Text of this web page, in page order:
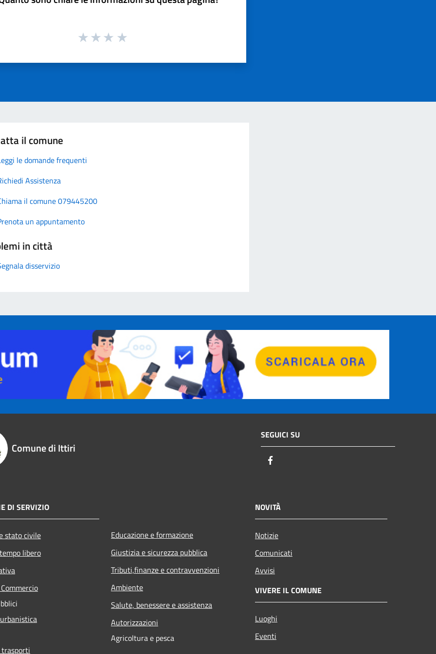
il comune
le domande frequenti
Assistenza
il comune 079445200
un appuntamento
in città
disservizio
Comune di Ittiri
SEGUICI SU
DI SERVIZIO
stato civile
libero
Educazione e formazione
Giustizia e sicurezza pubblica
Tributi,finanze e contravvenzioni
Ambiente
Salute, benessere e assistenza
Autorizzazioni
Agricoltura e pesca
NOVITÀ
Notizie
Comunicati
Avvisi
VIVERE IL COMUNE
Luoghi
Eventi